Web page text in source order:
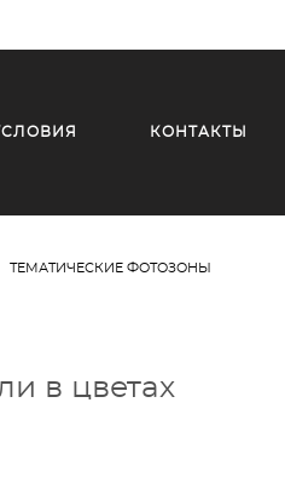
КОНТАКТЫ
ТЕМАТИЧЕСКИЕ ФОТОЗОНЫ
в цветах